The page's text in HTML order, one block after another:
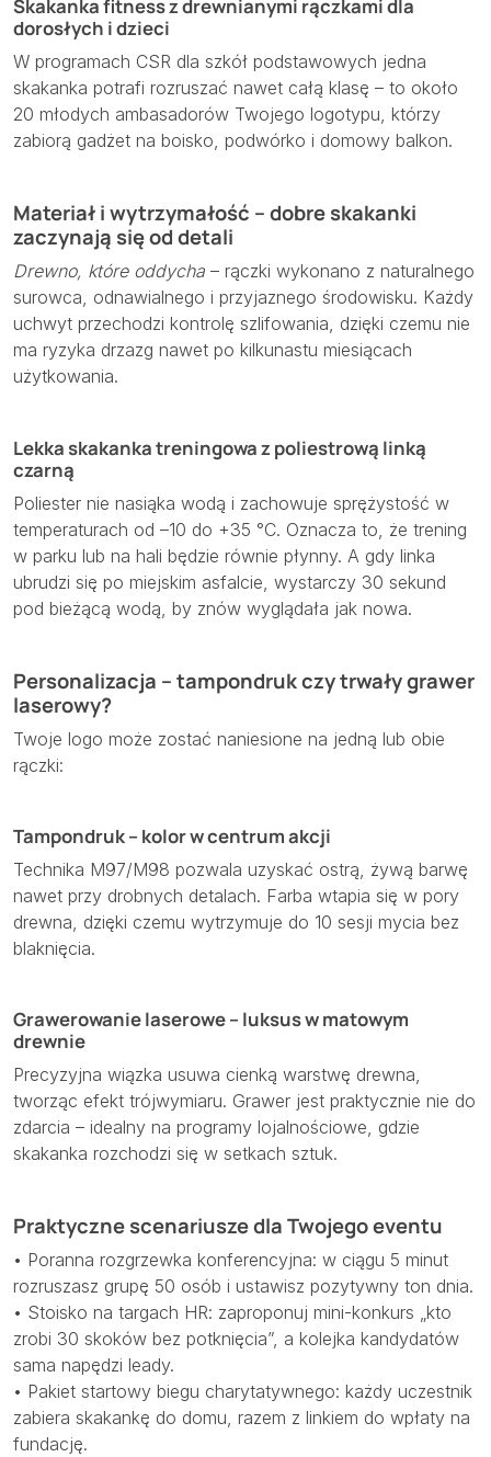
Skakanka fitness z drewnianymi rączkami dla
dorosłych i dzieci
W programach CSR dla szkół podstawowych jedna
skakanka potrafi rozruszać nawet całą klasę – to około
20 młodych ambasadorów Twojego logotypu, którzy
zabiorą gadżet na boisko, podwórko i domowy balkon.
Materiał i wytrzymałość – dobre skakanki
zaczynają się od detali
Drewno, które oddycha – rączki wykonano z naturalnego
surowca, odnawialnego i przyjaznego środowisku. Każdy
uchwyt przechodzi kontrolę szlifowania, dzięki czemu nie
ma ryzyka drzazg nawet po kilkunastu miesiącach
użytkowania.
Lekka skakanka treningowa z poliestrową linką
czarną
Poliester nie nasiąka wodą i zachowuje sprężystość w
temperaturach od –10 do +35 °C. Oznacza to, że trening
w parku lub na hali będzie równie płynny. A gdy linka
ubrudzi się po miejskim asfalcie, wystarczy 30 sekund
pod bieżącą wodą, by znów wyglądała jak nowa.
Personalizacja – tampondruk czy trwały grawer
laserowy?
Twoje logo może zostać naniesione na jedną lub obie
rączki:
Tampondruk – kolor w centrum akcji
Technika M97/M98 pozwala uzyskać ostrą, żywą barwę
nawet przy drobnych detalach. Farba wtapia się w pory
drewna, dzięki czemu wytrzymuje do 10 sesji mycia bez
blaknięcia.
Grawerowanie laserowe – luksus w matowym
drewnie
Precyzyjna wiązka usuwa cienką warstwę drewna,
tworząc efekt trójwymiaru. Grawer jest praktycznie nie do
zdarcia – idealny na programy lojalnościowe, gdzie
skakanka rozchodzi się w setkach sztuk.
Praktyczne scenariusze dla Twojego eventu
• Poranna rozgrzewka konferencyjna: w ciągu 5 minut
rozruszasz grupę 50 osób i ustawisz pozytywny ton dnia.
• Stoisko na targach HR: zaproponuj mini-konkurs „kto
zrobi 30 skoków bez potknięcia”, a kolejka kandydatów
sama napędzi leady.
• Pakiet startowy biegu charytatywnego: każdy uczestnik
zabiera skakankę do domu, razem z linkiem do wpłaty na
fundację.